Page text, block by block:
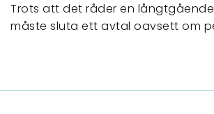
Trots att det råder en
måste sluta ett avtal oavsett om